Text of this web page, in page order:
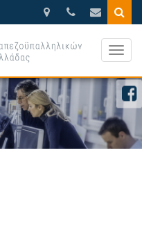
210.3388270
Βησσαρίωνος